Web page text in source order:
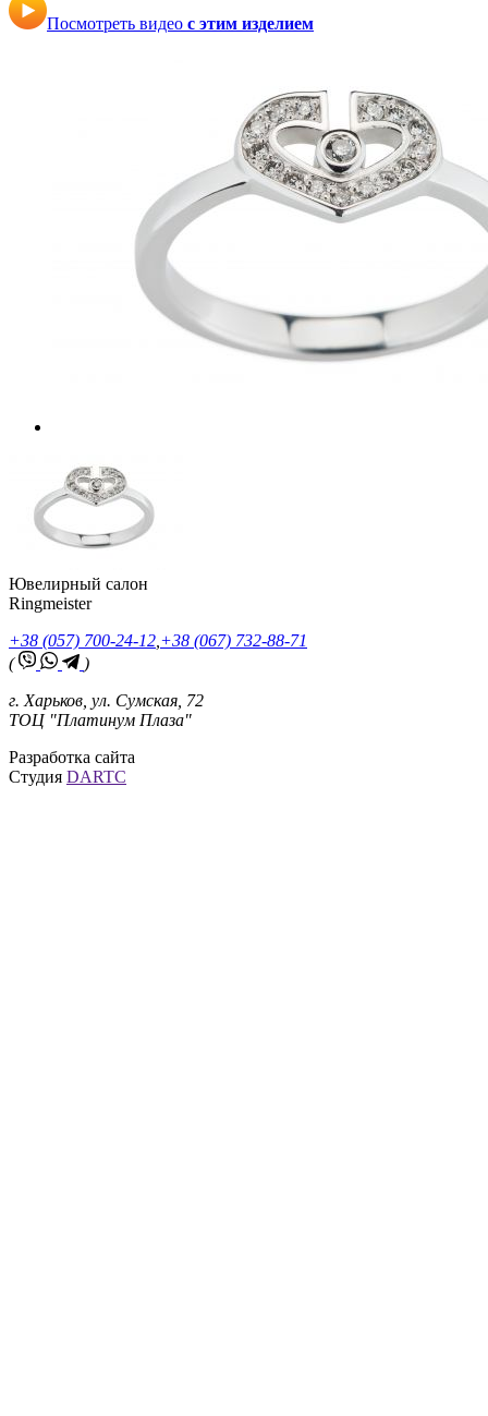
Посмотреть видео с этим изделием
Ювелирный салон
Ringmeister
+38 (057) 700-24-12,+38 (067) 732-88-71
(
)
г. Харьков, ул. Сумская, 72
ТОЦ "Платинум Плаза"
Разработка сайта
Студия DARTC